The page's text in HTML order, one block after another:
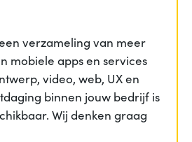
verzameling van meer
mobiele apps en services
video, web, UX en
binnen jouw bedrijf is
Wij denken graag